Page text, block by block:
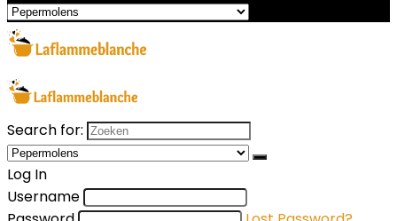
Search for:
Log In
Username